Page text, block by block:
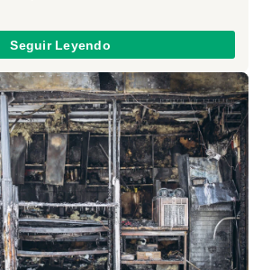
Seguir Leyendo